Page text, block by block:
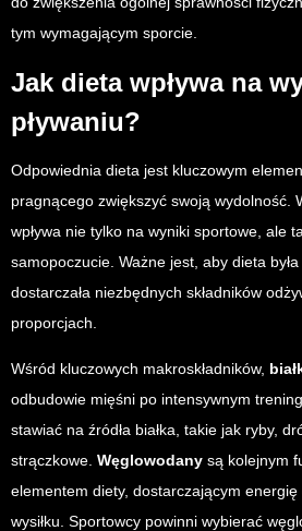
tym wymagającym sporcie.
Jak dieta wpływa na
pływaniu?
Odpowiednia dieta jest kluczowym
pragnącego zwiększyć swoją wydolność.
wpływa nie tylko na wyniki sportowe, ale
samopoczucie. Ważne jest, aby dieta
dostarczała niezbędnych składników
proporcjach.
Wśród kluczowych makroskładników,
odbudowie mięśni po intensywnym
stawiać na źródła białka, takie jak ryby,
strączkowe. Węglowodany są kolejnym
elementem diety, dostarczającym energię
wysiłku. Sportowcy powinni wybierać